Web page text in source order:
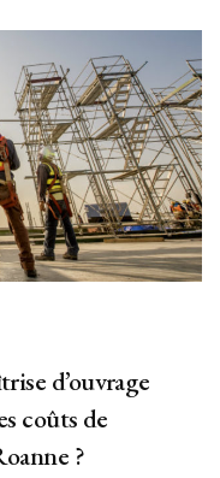
d’ouvrage
coûts de
?